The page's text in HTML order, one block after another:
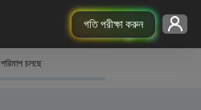
গতি পরীক্ষা করুন
পরিমাপ চলছে